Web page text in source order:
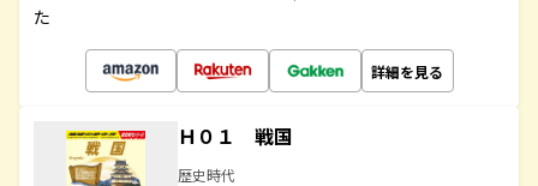
た
詳細を見る
Ｈ０１ 戦国
歴史時代